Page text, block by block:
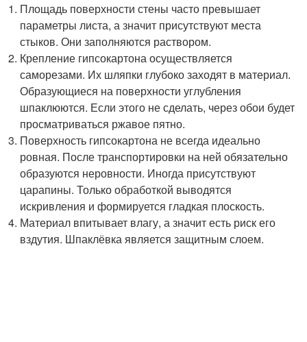
Площадь поверхности стены часто превышает
параметры листа, а значит присутствуют места
стыков. Они заполняются раствором.
Крепление гипсокартона осуществляется
саморезами. Их шляпки глубоко заходят в материал.
Образующиеся на поверхности углубления
шпаклюются. Если этого не сделать, через обои будет
просматриваться ржавое пятно.
Поверхность гипсокартона не всегда идеально
ровная. После транспортировки на ней обязательно
образуются неровности. Иногда присутствуют
царапины. Только обработкой выводятся
искривления и формируется гладкая плоскость.
Материал впитывает влагу, а значит есть риск его
вздутия. Шпаклёвка является защитным слоем.